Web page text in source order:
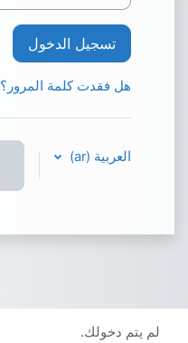
تسجيل الدخول
هل فقدت كلمة المرور؟
العربية ‎(ar)‎
لم يتم دخولك.